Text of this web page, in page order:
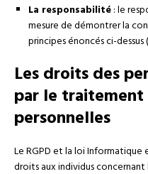
La responsabilité: le
mesure de démontrer la
principes énoncés ci-
Les droits des
par le traitement
personnelles
Le RGPD et la loi Informatique
droits aux individus concernant